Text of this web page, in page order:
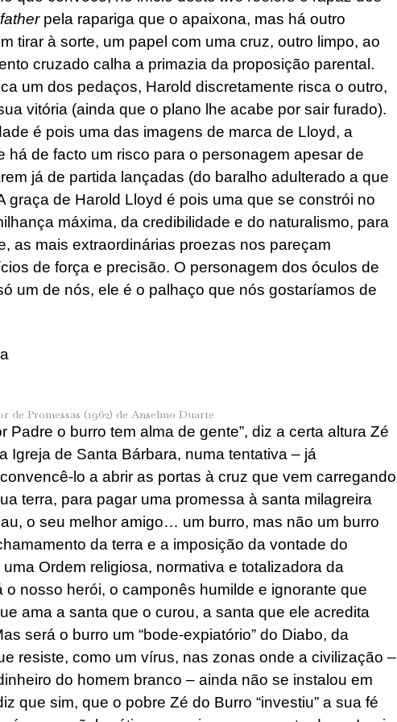
pela rapariga que o apaixona, mas há outro
tirar à sorte, um papel com uma cruz, outro limpo, ao
cruzado calha a primazia da proposição parental.
um dos pedaços, Harold discretamente risca o outro,
vitória (ainda que o plano lhe acabe por sair furado).
é pois uma das imagens de marca de Lloyd, a
há de facto um risco para o personagem apesar de
já de partida lançadas (do baralho adulterado a que
graça de Harold Lloyd é pois uma que se constrói no
máxima, da credibilidade e do naturalismo, para
as mais extraordinárias proezas nos pareçam
de força e precisão. O personagem dos óculos de
um de nós, ele é o palhaço que nós gostaríamos de
de Promessas (1962) de Anselmo Duarte
Padre o burro tem alma de gente”, diz a certa altura Zé
Igreja de Santa Bárbara, numa tentativa – já
lo a abrir as portas à cruz que vem carregando
terra, para pagar uma promessa à santa milagreira
o seu melhor amigo… um burro, mas não um burro
da terra e a imposição da vontade do
Ordem religiosa, normativa e totalizadora da
nosso herói, o camponês humilde e ignorante que
ama a santa que o curou, a santa que ele acredita
será o burro um “bode-expiatório” do Diabo, da
resiste, como um vírus, nas zonas onde a civilização –
do homem branco – ainda não se instalou em
que sim, que o pobre Zé do Burro “investiu” a sua fé